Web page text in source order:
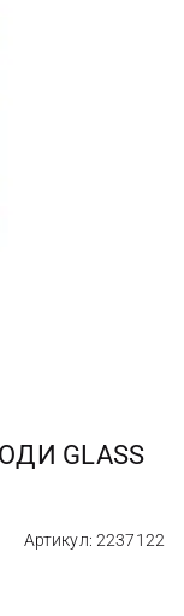
GLASS
Артикул: 2237122